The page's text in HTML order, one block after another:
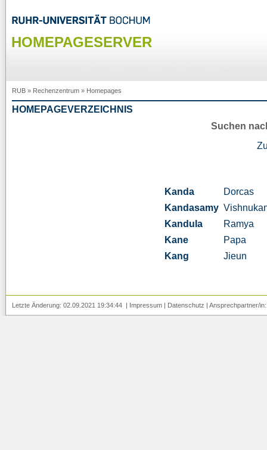
HOMEPAGESERVER
RUB » Rechenzentrum » Homepages
HOMEPAGEVERZEICHNIS
Suchen
Kanda
Dorcas
Kandasamy
Kandula
Ramya
Kane
Papa
Kang
Jieun
Letzte Änderung: 02.09.2021 19:34:44 | Impressum | Datenschutz | Ansprechpartner/